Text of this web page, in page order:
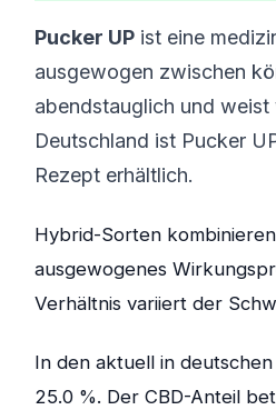
Pucker UP ist eine
ausgewogen zwischen
abendstauglich und
Deutschland ist Pucker
Rezept erhältlich.
Hybrid-Sorten
ausgewogenes
Verhältnis variiert der
In den aktuell in
25.0 %. Der CBD-Anteil